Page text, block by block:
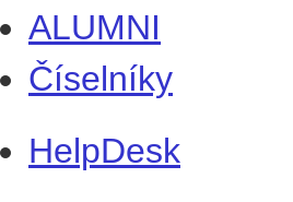
ALUMNI
Číselníky
HelpDesk